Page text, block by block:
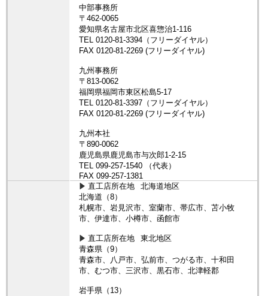
直工店所在地
北海道地区
北海道（8）
札幌市、岩見沢市、室蘭市、帯広市、苫小牧
市、伊達市、小樽市、函館市
直工店所在地
東北地区
青森県（9）
青森市、八戸市、弘前市、つがる市、十和田
市、むつ市、三沢市、黒石市、北津軽郡
岩手県（13）